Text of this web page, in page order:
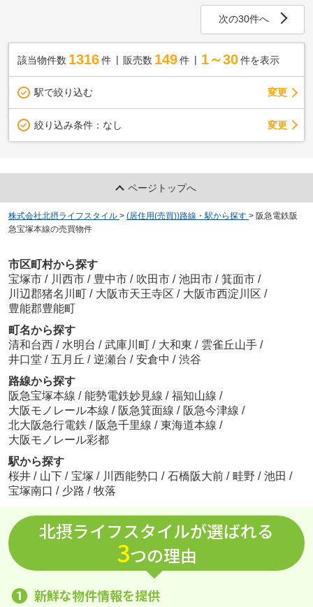
次の30件へ
該当物件数 1316件 販売数 149 件 1～30 件を表示
駅で絞り込む 変更
絞り込み条件： なし 変更
ページトップへ
株式会社北摂ライフスタイル > (居住用(売買))路線・駅から探す > 阪急電鉄阪
急宝塚本線の売買物件
市区町村から探す
宝塚市 / 川西市 / 豊中市 / 吹田市 / 池田市 / 箕面市 /
川辺郡猪名川町 / 大阪市天王寺区 / 大阪市西淀川区 /
豊能郡豊能町
町名から探す
清和台西 / 水明台 / 武庫川町 / 大和東 / 雲雀丘山手 /
井口堂 / 五月丘 / 逆瀬台 / 安倉中 / 渋谷
路線から探す
阪急宝塚本線 / 能勢電鉄妙見線 / 福知山線 /
大阪モノレール本線 / 阪急箕面線 / 阪急今津線 /
北大阪急行電鉄 / 阪急千里線 / 東海道本線 /
大阪モノレール彩都
駅から探す
桜井 / 山下 / 宝塚 / 川西能勢口 / 石橋阪大前 / 畦野 / 池田 /
宝塚南口 / 少路 / 牧落
北摂ライフスタイルが選ばれる
3つの理由
❶ 新鮮な物件情報を提供